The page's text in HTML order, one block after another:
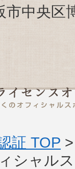
市中央
証 TOP
シャル